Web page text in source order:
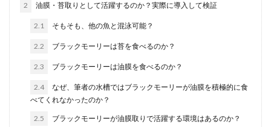
2 油膜・苔取りとして活躍するのか？実際に導入して検証
2.1 そもそも、他の魚と混泳可能？
2.2 ブラックモーリーは苔を食べるのか？
2.3 ブラックモーリーは油膜を食べるのか？
2.4
なぜ、筆者の水槽ではブラックモーリーが油膜を積極的に食
べてくれなかったのか？
2.5 ブラックモーリーが油膜取りで活躍する環境はあるのか？